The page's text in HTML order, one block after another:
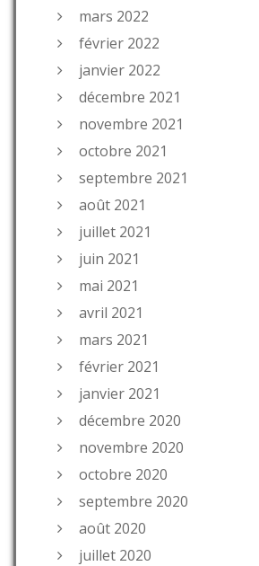
mars 2022
février 2022
janvier 2022
décembre 2021
novembre 2021
octobre 2021
septembre 2021
août 2021
juillet 2021
juin 2021
mai 2021
avril 2021
mars 2021
février 2021
janvier 2021
décembre 2020
novembre 2020
octobre 2020
septembre 2020
août 2020
juillet 2020